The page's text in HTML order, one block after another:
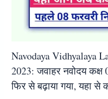
Navodaya Vidhyalaya
2023: जवाहर नवोदय कक्ष
फिर से बढ़ाया गया, यहा